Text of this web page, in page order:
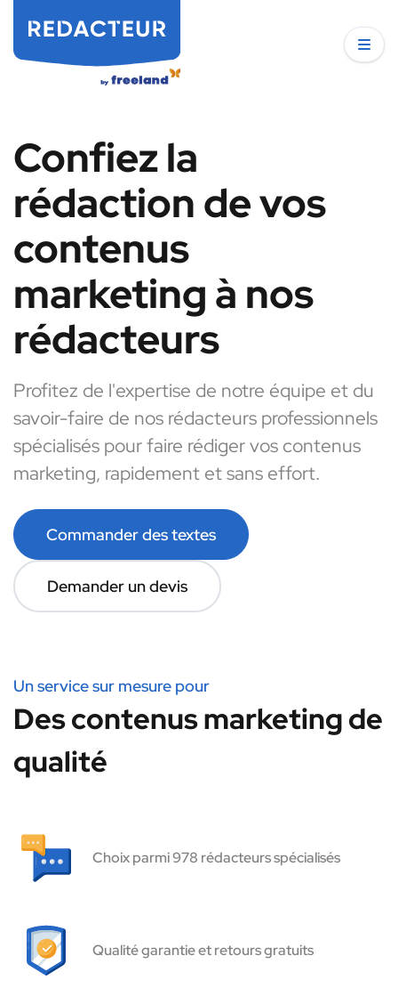
Confiez la
rédaction de vos
contenus
marketing à nos
rédacteurs
Profitez de l'expertise de notre équipe et du
savoir-faire de nos rédacteurs professionnels
spécialisés pour faire rédiger vos contenus
marketing, rapidement et sans effort.
Commander des textes
Demander un devis
Un service sur mesure pour
Des contenus marketing de
qualité
Choix parmi 978 rédacteurs spécialisés
Qualité garantie et retours gratuits